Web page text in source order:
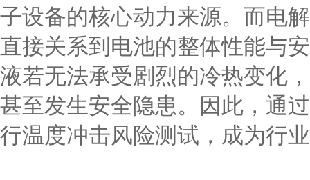
子设备的核心动力来源。而电
直接关系到电池的整体性能与
液若无法承受剧烈的冷热变化
甚至发生安全隐患。因此，通
行温度冲击风险测试，成为行